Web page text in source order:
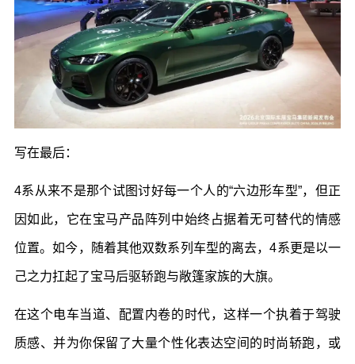
写在最后：
4系从来不是那个试图讨好每一个人的“六边形车型”，但正
因如此，它在宝马产品阵列中始终占据着无可替代的情感
位置。如今，随着其他双数系列车型的离去，4系更是以一
己之力扛起了宝马后驱轿跑与敞篷家族的大旗。
在这个电车当道、配置内卷的时代，这样一个执着于驾驶
质感、并为你保留了大量个性化表达空间的时尚轿跑，或